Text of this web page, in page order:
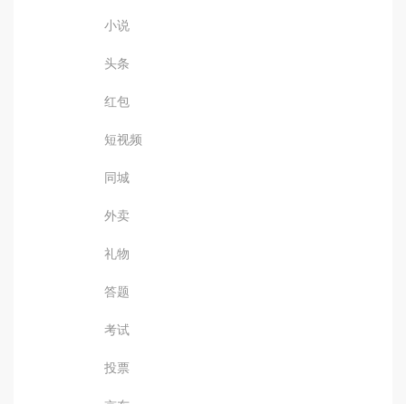
小说
头条
红包
短视频
同城
外卖
礼物
答题
考试
投票